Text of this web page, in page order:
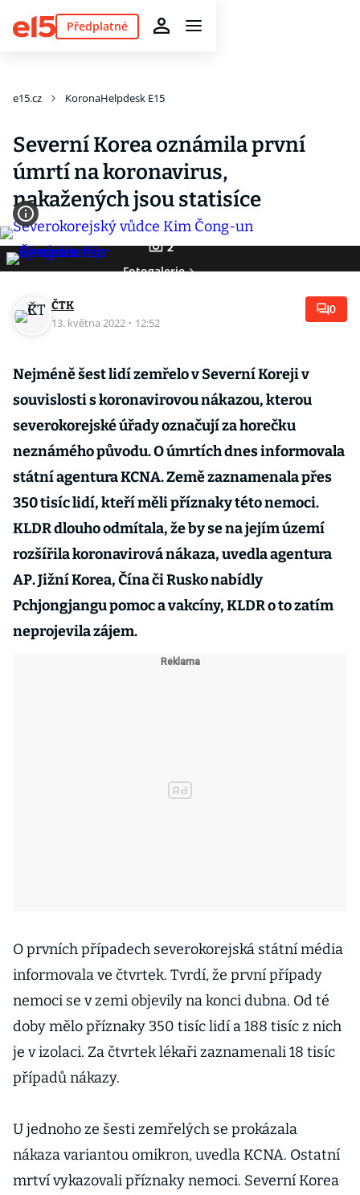
Předplatné
e15.cz KoronaHelpdesk E15
Severní Korea oznámila první
úmrtí na koronavirus,
nakažených jsou statisíce
2
Fotogalerie
ČTK
13. května 2022 · 12:52
0
Nejméně šest lidí zemřelo v Severní Koreji v
souvislosti s koronavirovou nákazou, kterou
severokorejské úřady označují za horečku
neznámého původu. O úmrtích dnes informovala
státní agentura KCNA. Země zaznamenala přes
350 tisíc lidí, kteří měli příznaky této nemoci.
KLDR dlouho odmítala, že by se na jejím území
rozšířila koronavirová nákaza, uvedla agentura
AP. Jižní Korea, Čína či Rusko nabídly
Pchjongjangu pomoc a vakcíny, KLDR o to zatím
neprojevila zájem.
O prvních případech severokorejská státní média
informovala ve čtvrtek. Tvrdí, že první případy
nemoci se v zemi objevily na konci dubna. Od té
doby mělo příznaky 350 tisíc lidí a 188 tisíc z nich
je v izolaci. Za čtvrtek lékaři zaznamenali 18 tisíc
případů nákazy.
U jednoho ze šesti zemřelých se prokázala
nákaza variantou omikron, uvedla KCNA. Ostatní
mrtví vykazovali příznaky nemoci. Severní Korea